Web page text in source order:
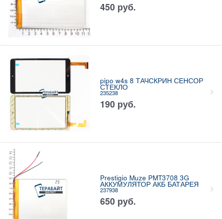
450 руб.
pipo w4s 8 ТАЧСКРИН СЕНСОР
СТЕКЛО
235238
190 руб.
Prestigio Muze PMT3708 3G
АККУМУЛЯТОР АКБ БАТАРЕЯ
237938
650 руб.